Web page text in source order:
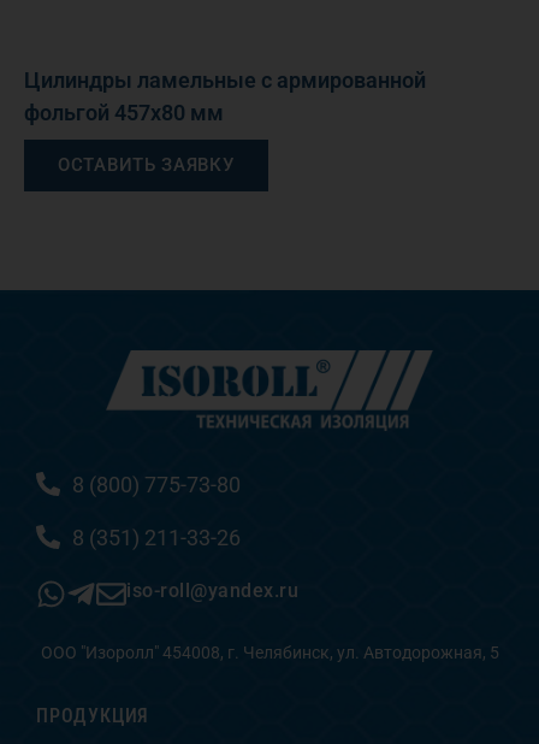
Цилиндры ламельные с армированной
фольгой 457х80 мм
ОСТАВИТЬ ЗАЯВКУ
8 (800) 775-73-80
8 (351) 211-33-26
iso-roll@yandex.ru
ООО "Изоролл" 454008, г. Челябинск, ул. Автодорожная, 5
ПРОДУКЦИЯ